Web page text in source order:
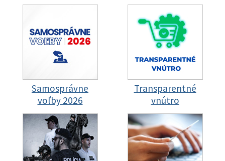
Samosprávne
voľby 2026
Transparentné
vnútro